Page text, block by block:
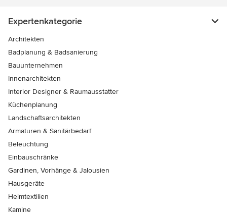
Expertenkategorie
Architekten
Badplanung & Badsanierung
Bauunternehmen
Innenarchitekten
Interior Designer & Raumausstatter
Küchenplanung
Landschaftsarchitekten
Armaturen & Sanitärbedarf
Beleuchtung
Einbauschränke
Gardinen, Vorhänge & Jalousien
Hausgeräte
Heimtextilien
Kamine